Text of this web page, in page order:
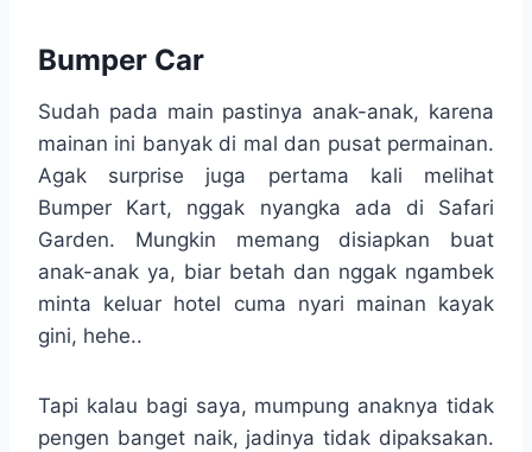
Bumper Car
Sudah pada main pastinya anak-anak, karena
mainan ini banyak di mal dan pusat permainan.
Agak surprise juga pertama kali melihat
Bumper Kart, nggak nyangka ada di Safari
Garden. Mungkin memang disiapkan buat
anak-anak ya, biar betah dan nggak ngambek
minta keluar hotel cuma nyari mainan kayak
gini, hehe..
Tapi kalau bagi saya, mumpung anaknya tidak
pengen banget naik, jadinya tidak dipaksakan.